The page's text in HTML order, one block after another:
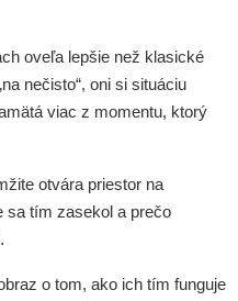
oveľa lepšie než klasické
nečisto“, oni si situáciu
viac z momentu, ktorý
otvára priestor na
sa tím zasekol a prečo
o tom, ako ich tím funguje